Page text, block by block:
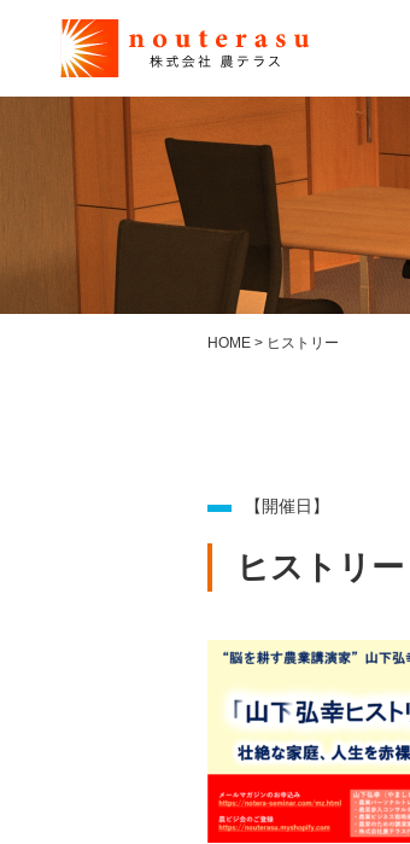
HOME > ヒストリー
【開催日】
ヒストリー